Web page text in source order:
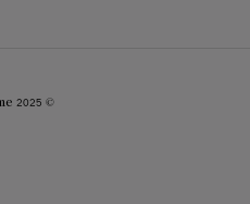
© Lancôme 2025